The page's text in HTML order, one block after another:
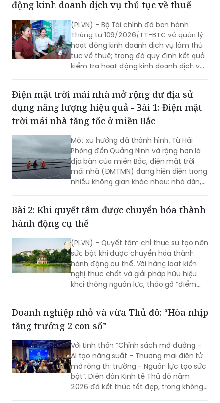
dụng năng lượng hiệu quả.
động kinh doanh dịch vụ thủ tục về thuế
(PLVN) - Bộ Tài chính đã ban hành
Thông tư 109/2026/TT-BTC về quản lý
hoạt động kinh doanh dịch vụ làm thủ
tục về thuế; trong đó quy định kết quả
kiểm tra hoạt động kinh doanh dịch vụ
Điện mặt trời mái nhà mở rộng dư địa sử
dụng năng lượng hiệu quả - Bài 1: Điện mặt
trời mái nhà tăng tốc ở miền Bắc
Một xu hướng đã thành hình. Từ Hải
Phòng đến Quảng Ninh và rộng hơn là
địa bàn của miền Bắc, điện mặt trời
mái nhà (ĐMTMN) đang hiện diện trong
nhiều không gian khác nhau: nhà dân,
thống đã vận hành đang chứng minh
được giá trị thực tế…
Bài 2: Khi quyết tâm được chuyển hóa thành
hành động cụ thể
(PLVN) - Quyết tâm chỉ thực sự tạo nên
sức bật khi được chuyển hóa thành
hành động cụ thể. Với hàng loạt kiến
nghị thực chất và giải pháp hữu hiệu
khơi thông nguồn lực, tháo gỡ “điểm
Nội sẽ tạo nền tảng để mở rộng không
gian phát triển, hiện thực hóa mục tiêu
Doanh nghiệp nhỏ và vừa Thủ đô: “Hòa nhịp
tăng trưởng 2 con số”
Với tinh thần “Chính sách mở đường -
AI tạo năng suất - Thương mại điện tử
mở rộng thị trường - Nguồn lực tạo sức
bật”, Diễn đàn Kinh tế Thủ đô năm
2026 đã kết thúc tốt đẹp, trong không